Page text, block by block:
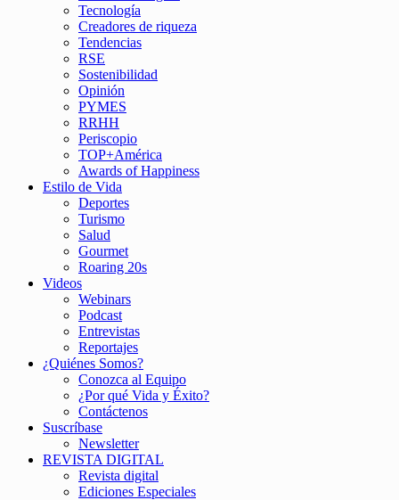
Tecnología
Creadores de riqueza
Tendencias
RSE
Sostenibilidad
Opinión
PYMES
RRHH
Periscopio
TOP+América
Awards of Happiness
Estilo de Vida
Deportes
Turismo
Salud
Gourmet
Roaring 20s
Videos
Webinars
Podcast
Entrevistas
Reportajes
¿Quiénes Somos?
Conozca al Equipo
¿Por qué Vida y Éxito?
Contáctenos
Suscríbase
Newsletter
REVISTA DIGITAL
Revista digital
Ediciones Especiales